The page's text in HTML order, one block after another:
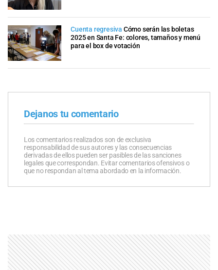
Cuenta regresiva Cómo serán las boletas
2025 en Santa Fe: colores, tamaños y menú
para el box de votación
Dejanos tu comentario
Los comentarios realizados son de exclusiva
responsabilidad de sus autores y las consecuencias
derivadas de ellos pueden ser pasibles de las sanciones
legales que correspondan. Evitar comentarios ofensivos o
que no respondan al tema abordado en la información.